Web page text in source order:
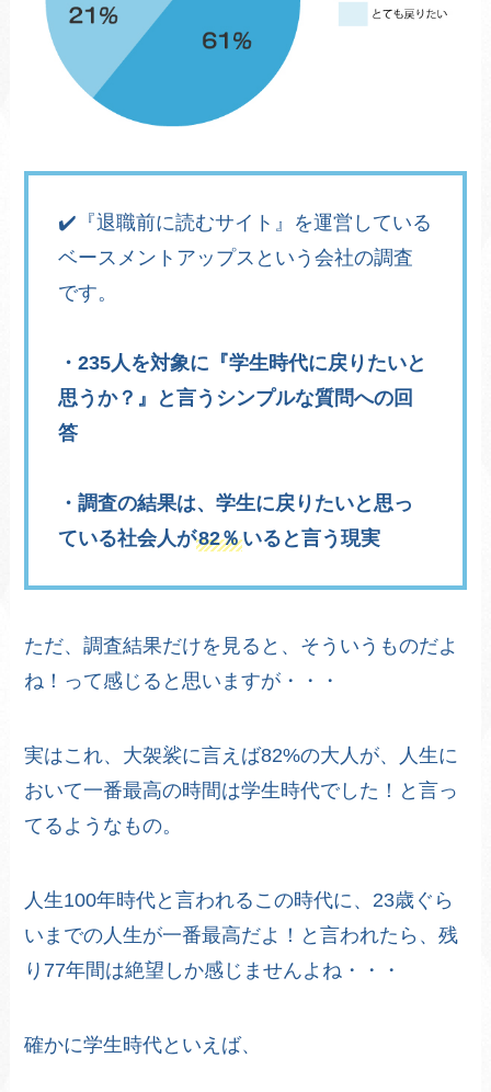
✔️『退職前に読むサイト』を運営している
ベースメントアップスという会社の調査
です。
・235人を対象に『学生時代に戻りたいと
思うか？』と言うシンプルな質問への回
答
・調査の結果は、学生に戻りたいと思っ
ている社会人が82％いると言う現実
ただ、調査結果だけを見ると、そういうものだよ
ね！って感じると思いますが・・・
実はこれ、大袈裟に言えば82%の大人が、人生に
おいて一番最高の時間は学生時代でした！と言っ
てるようなもの。
人生100年時代と言われるこの時代に、23歳ぐら
いまでの人生が一番最高だよ！と言われたら、残
り77年間は絶望しか感じませんよね・・・
確かに学生時代といえば、